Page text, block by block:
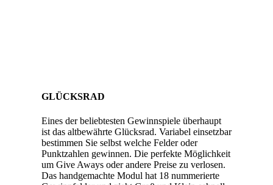
GLÜCKSRAD
Eines der beliebtesten Gewinnspiele überhaupt
ist das altbewährte Glücksrad. Variabel einsetzbar
bestimmen Sie selbst welche Felder oder
Punktzahlen gewinnen. Die perfekte Möglichkeit
um Give Aways oder andere Preise zu verlosen.
Das handgemachte Modul hat 18 nummerierte